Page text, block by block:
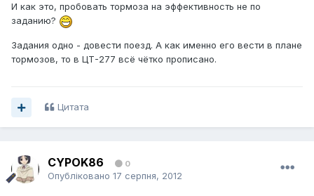
И как это, пробовать тормоза на эффективность не по
заданию?
Задания одно - довести поезд. А как именно его вести в плане
тормозов, то в ЦТ-277 всё чётко прописано.
Цитата
CYPOK86 0
Опубліковано 17 серпня, 2012